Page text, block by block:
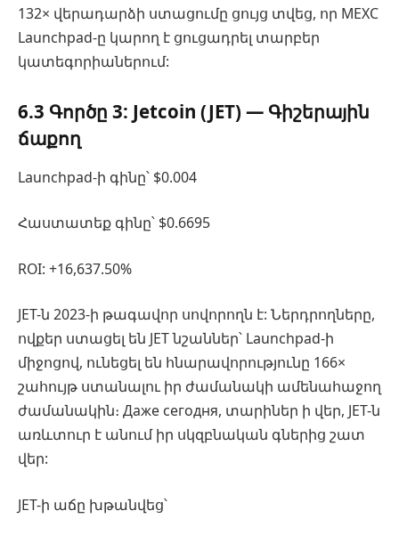
132× վերադարձի ստացումը ցույց տվեց, որ MEXC
Launchpad-ը կարող է ցուցադրել տարբեր
կատեգորիաներում:
6.3 Գործը 3: Jetcoin (JET) — Գիշերային
ճաքող
Launchpad-ի գինը՝ $0.004
Հաստատեք գինը՝ $0.6695
ROI: +16,637.50%
JET-ն 2023-ի թագավոր սովորողն է: Ներդրողները,
ովքեր ստացել են JET նշաններ՝ Launchpad-ի
միջոցով, ունեցել են հնարավորությունը 166×
շահույթ ստանալու իր ժամանակի ամենահաջող
ժամանակին։ Даже сегодня, տարիներ ի վեր, JET-ն
առևտուր է անում իր սկզբնական գներից շատ
վեր:
JET-ի աճը խթանվեց՝